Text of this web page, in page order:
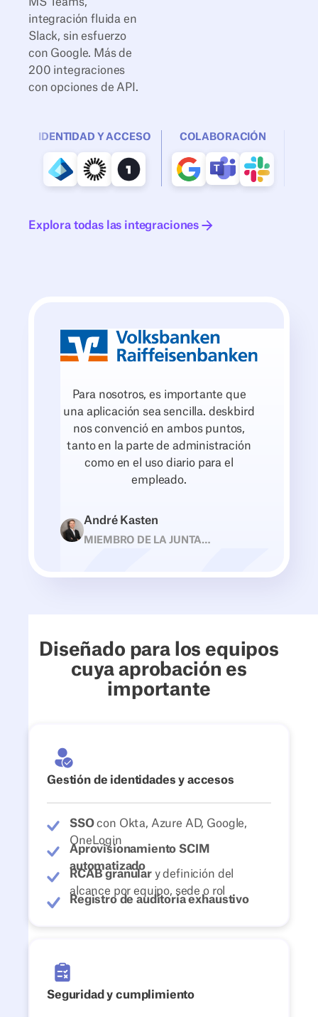
integración fluida en
Slack, sin esfuerzo
con Google. Más de
200 integraciones
con opciones de API.
IDENTIDAD Y ACCESO COLABORACIÓN
Explora todas las integraciones
Explora todas las integraciones
Para nosotros, es importante que
una aplicación sea sencilla. deskbird
nos convenció en ambos puntos,
tanto en la parte de administración
como en el uso diario para el
empleado.
André Kasten
MIEMBRO DE LA JUNTA
Diseñado para los equipos
cuya aprobación es
importante
Gestión de identidades y accesos
SSOcon Okta, Azure AD, Google,
OneLogin
Aprovisionamiento SCIM
automatizado
RCAB granulary definición del
alcance por equipo, sede o rol
Registro de auditoría exhaustivo
Seguridad y cumplimiento